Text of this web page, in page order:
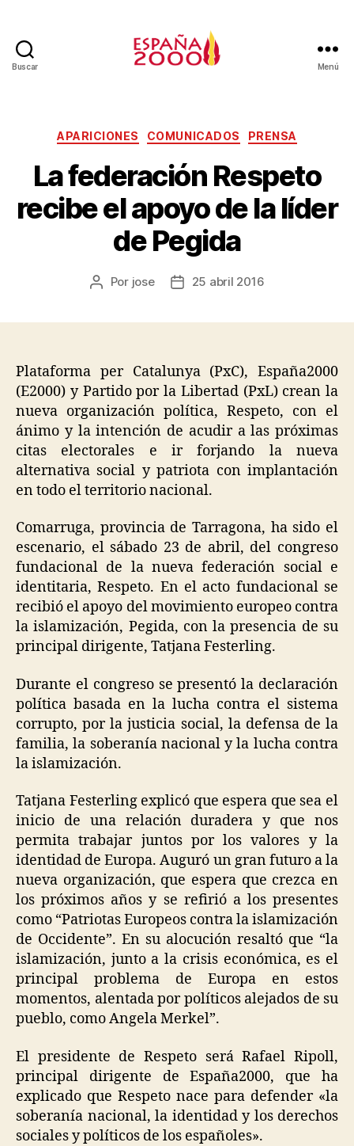
Buscar Menú
APARICIONES COMUNICADOS PRENSA
La federación Respeto
recibe el apoyo de la líder
de Pegida
Por jose 25 abril 2016
Plataforma per Catalunya (PxC), España2000
(E2000) y Partido por la Libertad (PxL) crean la
nueva organización política, Respeto, con el
ánimo y la intención de acudir a las próximas
citas electorales e ir forjando la nueva
alternativa social y patriota con implantación
en todo el territorio nacional.
Comarruga, provincia de Tarragona, ha sido el
escenario, el sábado 23 de abril, del congreso
fundacional de la nueva federación social e
identitaria, Respeto. En el acto fundacional se
recibió el apoyo del movimiento europeo contra
la islamización, Pegida, con la presencia de su
principal dirigente, Tatjana Festerling.
Durante el congreso se presentó la declaración
política basada en la lucha contra el sistema
corrupto, por la justicia social, la defensa de la
familia, la soberanía nacional y la lucha contra
la islamización.
Tatjana Festerling explicó que espera que sea el
inicio de una relación duradera y que nos
permita trabajar juntos por los valores y la
identidad de Europa. Auguró un gran futuro a la
nueva organización, que espera que crezca en
los próximos años y se refirió a los presentes
como “Patriotas Europeos contra la islamización
de Occidente”. En su alocución resaltó que “la
islamización, junto a la crisis económica, es el
principal problema de Europa en estos
momentos, alentada por políticos alejados de su
pueblo, como Angela Merkel”.
El presidente de Respeto será Rafael Ripoll,
principal dirigente de España2000, que ha
explicado que Respeto nace para defender «la
soberanía nacional, la identidad y los derechos
sociales y políticos de los españoles».